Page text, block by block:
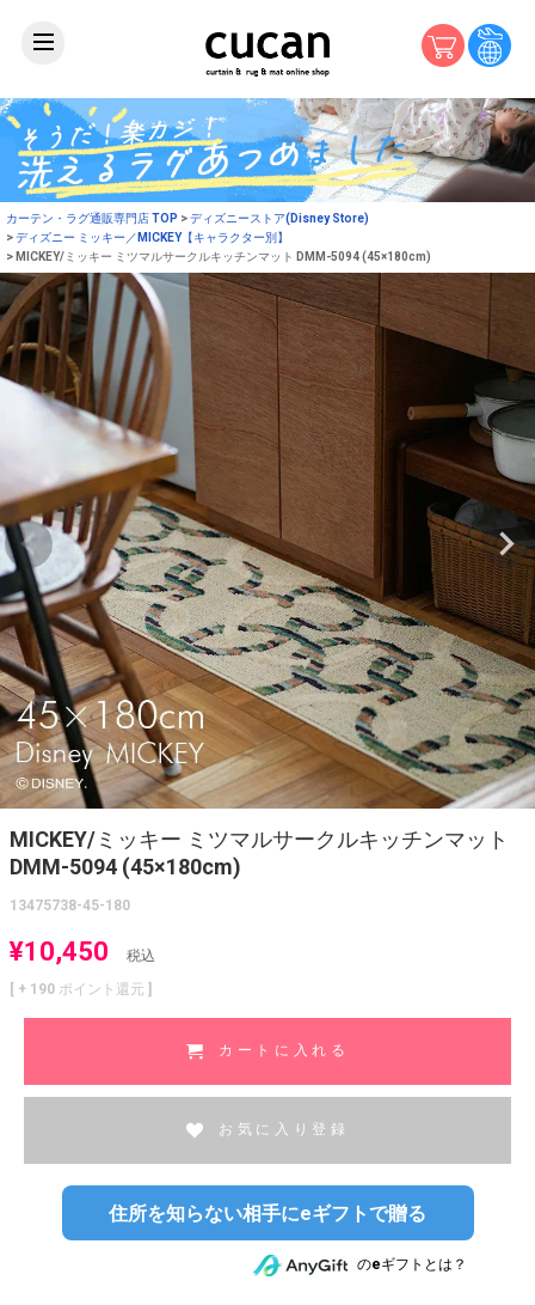
カーテン・ラグ通販専門店 TOP
ディズニーストア(Disney Store)
ディズニー ミッキー／MICKEY【キャラクター別】
MICKEY/ミッキー ミツマルサークルキッチンマット DMM-5094 (45×180cm)
MICKEY/ミッキー ミツマルサークルキッチンマット
DMM-5094 (45×180cm)
13475738-45-180
¥10,450
税込
[ + 190 ポイント還元 ]
カートに入れる
お気に入り登録
住所を知らない相手にeギフトで贈る
のeギフトとは？